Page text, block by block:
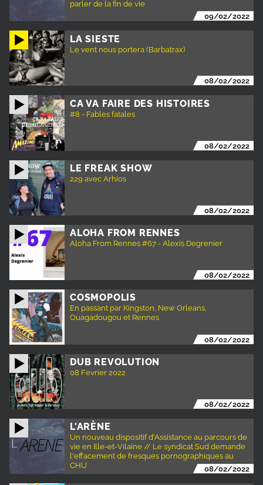
parler de la fin de vie
09/02/2022
LA SIESTE
Le vent nous portera (Barbatrax)
08/02/2022
CA VA FAIRE DES HISTOIRES
#8 - Fables fatales
08/02/2022
LE FREAK SHOW
229 avec Arhios
08/02/2022
ALOHA FROM RENNES
Aloha From Rennes #67 - Alexis Degrenier
08/02/2022
COSMOPOLIS
En passant par Kingston, New Orleans,
Ouagadougou et Rennes
08/02/2022
DUB REVOLUTION
08 Fevrier 2022
08/02/2022
L'ARÈNE
Un nouveau dispositif d'Assistance au parcours de
vie en Ille-et-Vilaine // Le syndicat Sud demande
l'effacement de fresques pornographiques au
CHU
08/02/2022